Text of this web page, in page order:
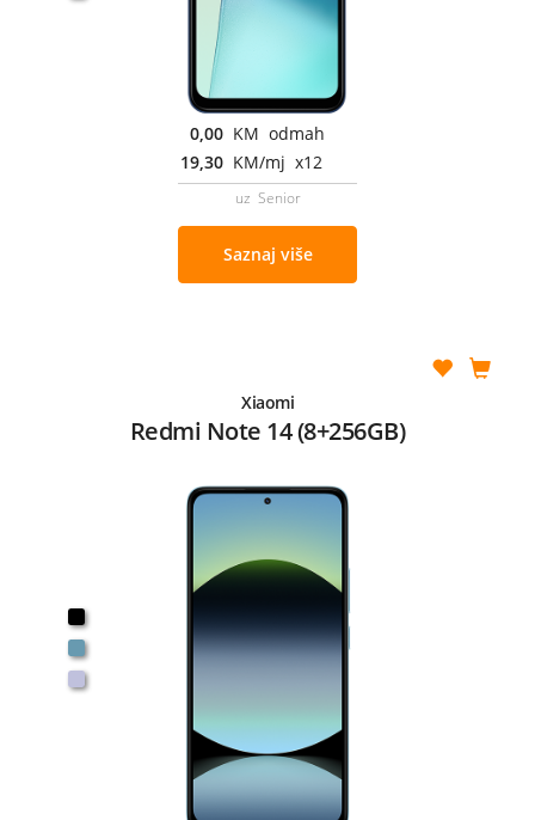
0,00 KM odmah
19,30 KM/mj x12
uz Senior
Saznaj više
Xiaomi
Redmi Note 14 (8+256GB)